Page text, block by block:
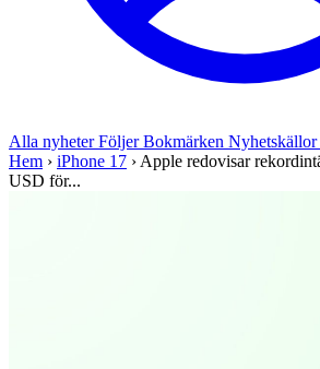
Alla nyheterFöljerBokmärken Nyhetskällor
Hem › iPhone 17 › Apple redovisar
USD för...